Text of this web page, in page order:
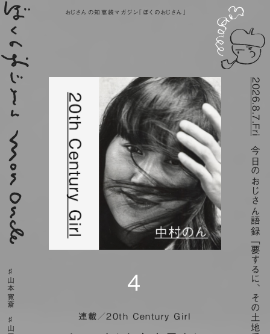
おじさんの知恵袋マガジン『ぼくのおじさん』
2026.8.7.Fri
今日のおじさん語録
４
連載／20th Century Girl
山本寛斎